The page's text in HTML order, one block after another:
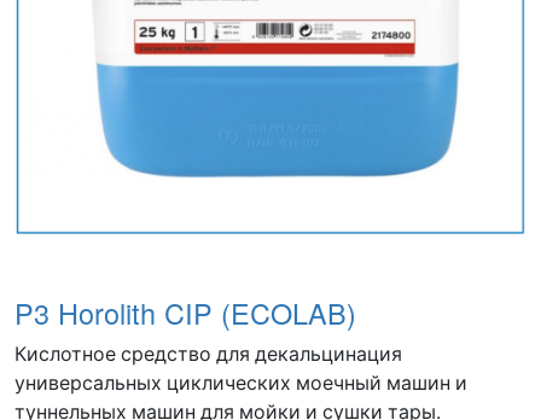
P3 Horolith CIP (ECOLAB)
Кислотное средство для декальцинация
универсальных циклических моечный машин и
туннельных машин для мойки и сушки тары.